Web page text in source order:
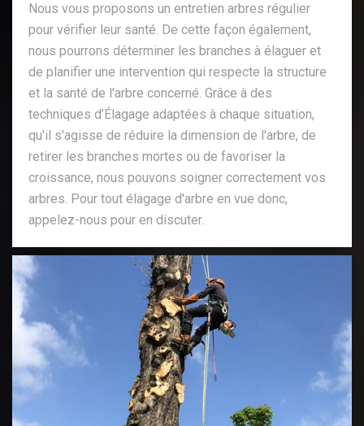
Nous vous proposons un entretien arbres régulier
pour vérifier leur santé. De cette façon également,
nous pourrons déterminer les branches à élaguer et
de planifier une intervention qui respecte la structure
et la santé de l'arbre concerné. Grâce à des
techniques d’Élagage adaptées à chaque situation,
qu'il s'agisse de réduire la dimension de l'arbre, de
retirer les branches mortes ou de favoriser la
croissance, nous pouvons soigner correctement vos
arbres. Pour tout élagage d'arbre en vue donc,
appelez-nous pour en discuter.